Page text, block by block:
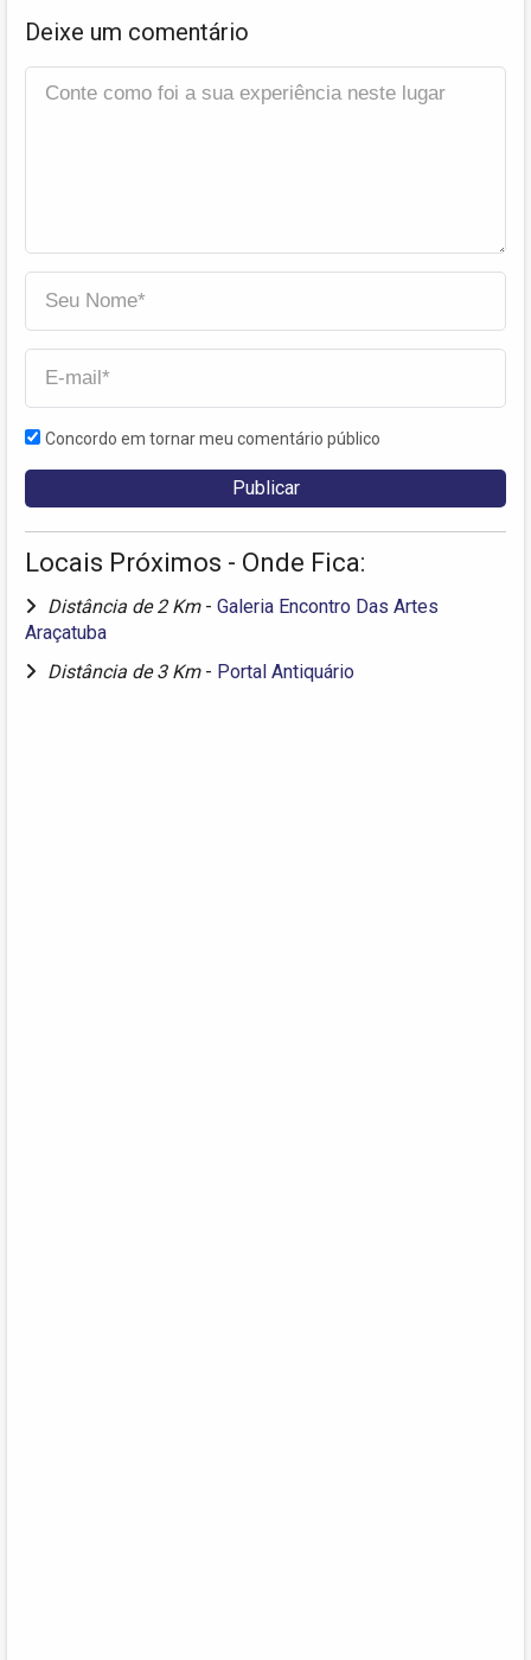
Deixe um comentário
Concordo em tornar meu comentário público
Locais Próximos - Onde Fica:
Distância de 2 Km - Galeria Encontro Das Artes
Araçatuba
Distância de 3 Km - Portal Antiquário